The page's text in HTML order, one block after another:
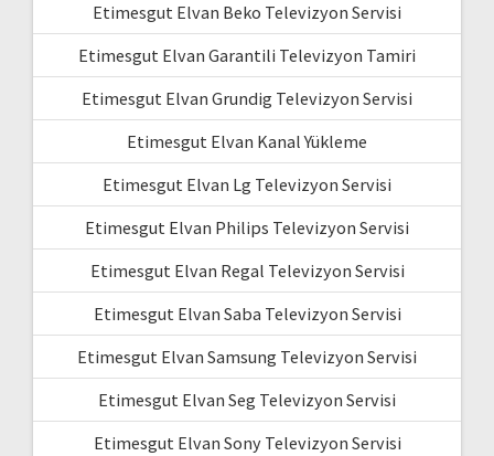
Etimesgut Elvan Beko Televizyon Servisi
Etimesgut Elvan Garantili Televizyon Tamiri
Etimesgut Elvan Grundig Televizyon Servisi
Etimesgut Elvan Kanal Yükleme
Etimesgut Elvan Lg Televizyon Servisi
Etimesgut Elvan Philips Televizyon Servisi
Etimesgut Elvan Regal Televizyon Servisi
Etimesgut Elvan Saba Televizyon Servisi
Etimesgut Elvan Samsung Televizyon Servisi
Etimesgut Elvan Seg Televizyon Servisi
Etimesgut Elvan Sony Televizyon Servisi